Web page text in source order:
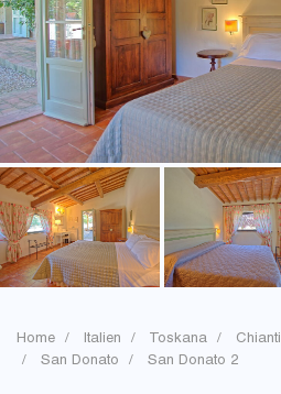
Home Italien Toskana Chianti
San Donato
San Donato 2